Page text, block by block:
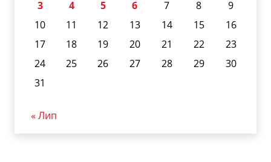
3
4 5 6 7 8
9
10
11 12 13 14 15
16
17
18 19 20 21 22
23
24
25 26 27 28 29
30
31
« Лип